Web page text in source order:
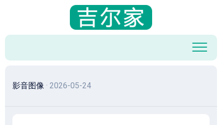
容
影音图像 · 2026-05-24